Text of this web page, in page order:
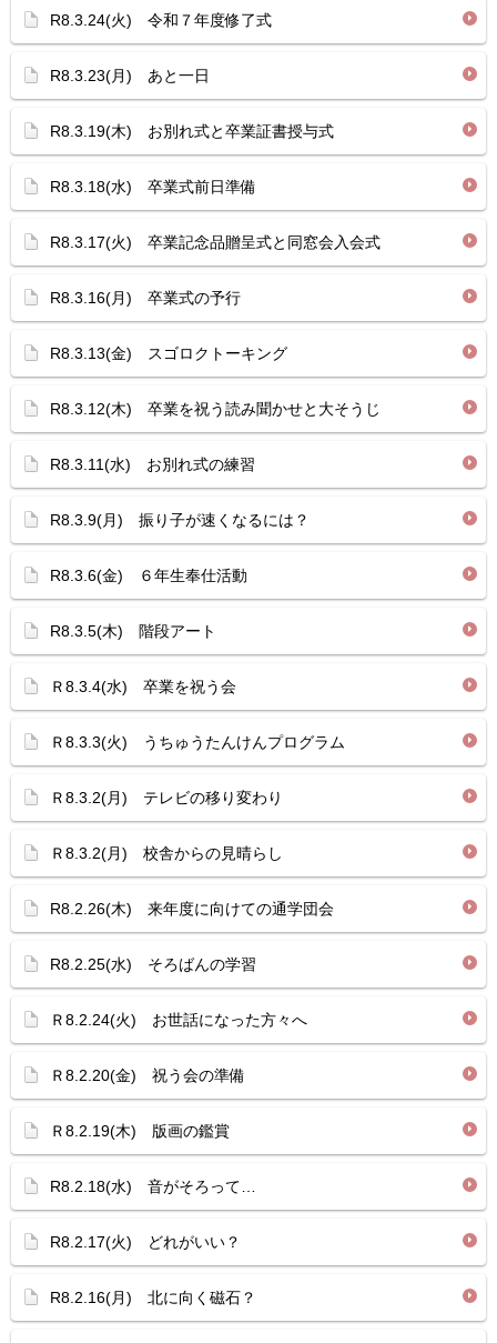
R8.3.24(火) 令和７年度修了式
R8.3.23(月) あと一日
R8.3.19(木) お別れ式と卒業証書授与式
R8.3.18(水) 卒業式前日準備
R8.3.17(火) 卒業記念品贈呈式と同窓会入会式
R8.3.16(月) 卒業式の予行
R8.3.13(金) スゴロクトーキング
R8.3.12(木) 卒業を祝う読み聞かせと大そうじ
R8.3.11(水) お別れ式の練習
R8.3.9(月) 振り子が速くなるには？
R8.3.6(金) ６年生奉仕活動
R8.3.5(木) 階段アート
Ｒ8.3.4(水) 卒業を祝う会
Ｒ8.3.3(火) うちゅうたんけんプログラム
Ｒ8.3.2(月) テレビの移り変わり
Ｒ8.3.2(月) 校舎からの見晴らし
R8.2.26(木) 来年度に向けての通学団会
R8.2.25(水) そろばんの学習
Ｒ8.2.24(火) お世話になった方々へ
Ｒ8.2.20(金) 祝う会の準備
Ｒ8.2.19(木) 版画の鑑賞
R8.2.18(水) 音がそろって…
R8.2.17(火) どれがいい？
R8.2.16(月) 北に向く磁石？